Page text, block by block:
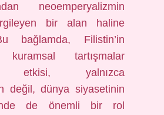
neoemperyalizmin
bir alan haline
bağlamda, Filistin’in
kuramsal tartışmalar
etkisi, yalnızca
değil, dünya siyasetinin
de önemli bir rol